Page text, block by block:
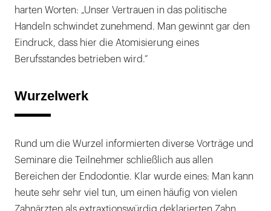
harten Worten: „Unser Vertrauen in das politische
Handeln schwindet zunehmend. Man gewinnt gar den
Eindruck, dass hier die Atomisierung eines
Berufsstandes betrieben wird.“
Wurzelwerk
Rund um die Wurzel informierten diverse Vorträge und
Seminare die Teilnehmer schließlich aus allen
Bereichen der Endodontie. Klar wurde eines: Man kann
heute sehr sehr viel tun, um einen häufig von vielen